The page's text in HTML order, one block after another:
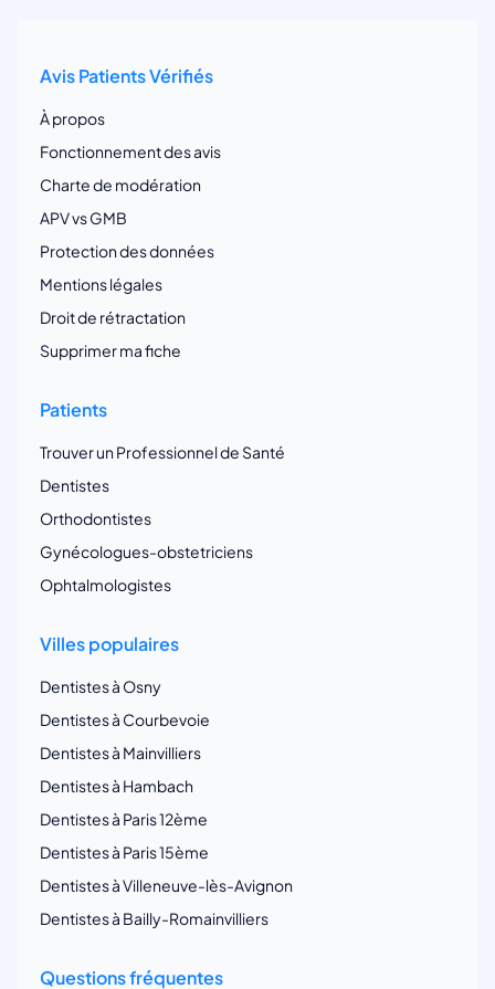
Avis Patients Vérifiés
À propos
Fonctionnement des avis
Charte de modération
APV vs GMB
Protection des données
Mentions légales
Droit de rétractation
Supprimer ma fiche
Patients
Trouver un Professionnel de Santé
Dentistes
Orthodontistes
Gynécologues-obstetriciens
Ophtalmologistes
Villes populaires
Dentistes à Osny
Dentistes à Courbevoie
Dentistes à Mainvilliers
Dentistes à Hambach
Dentistes à Paris 12ème
Dentistes à Paris 15ème
Dentistes à Villeneuve-lès-Avignon
Dentistes à Bailly-Romainvilliers
Questions fréquentes